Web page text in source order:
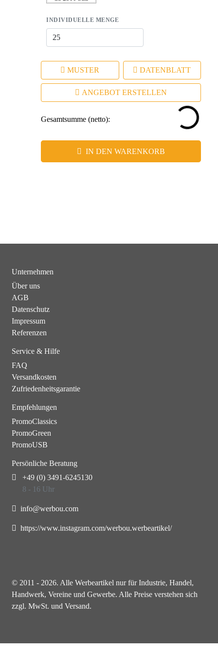
INDIVIDUELLE MENGE
MUSTER DATENBLATT
ANGEBOT ERSTELLEN
Gesamtsumme (netto):
IN DEN WARENKORB
Unternehmen
Über uns
AGB
Datenschutz
Impressum
Referenzen
Service & Hilfe
FAQ
Versandkosten
Zufriedenheitsgarantie
Empfehlungen
PromoClassics
PromoGreen
PromoUSB
Persönliche Beratung
+49 (0) 3491-6245130
8 - 16 Uhr
info@werbou.com
https://www.instagram.com/werbou.werbeartikel/
© 2011 - 2026. Alle Werbeartikel nur für Industrie, Handel,
Handwerk, Vereine und Gewerbe. Alle Preise verstehen sich
zzgl. MwSt. und Versand.